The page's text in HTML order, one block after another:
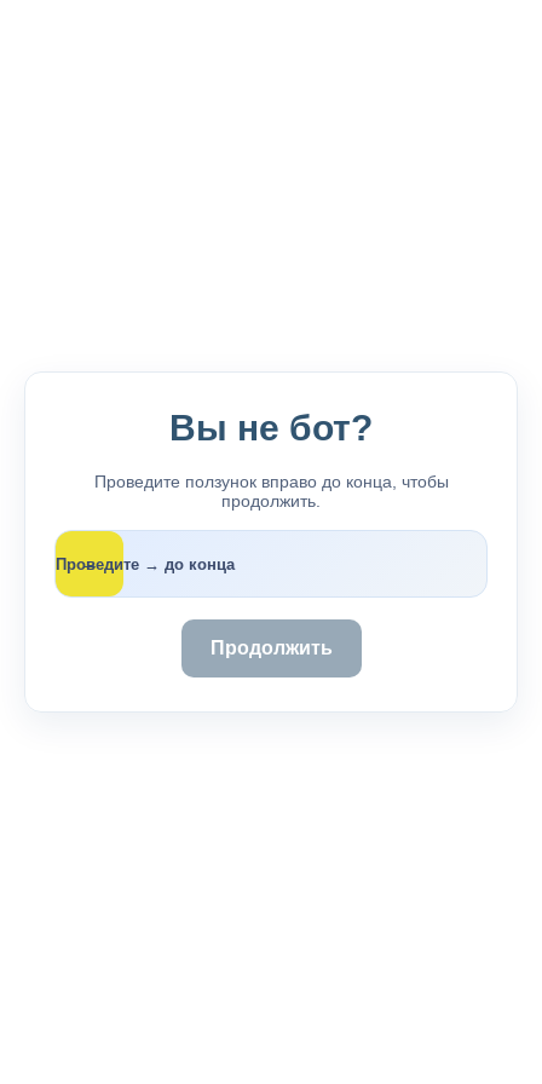
Вы не бот?
Проведите ползунок вправо до конца, чтобы
продолжить.
Проведите → до конца
→
Продолжить